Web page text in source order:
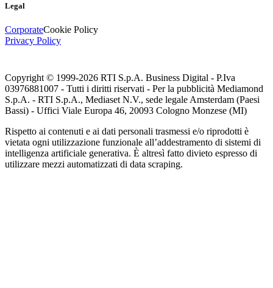
Legal
CorporateCookie Policy
Privacy Policy
Copyright © 1999-2026 RTI S.p.A. Business Digital - P.Iva
03976881007 - Tutti i diritti riservati - Per la pubblicità Mediamond
S.p.A. - RTI S.p.A., Mediaset N.V., sede legale Amsterdam (Paesi
Bassi) - Uffici Viale Europa 46, 20093 Cologno Monzese (MI)
Rispetto ai contenuti e ai dati personali trasmessi e/o riprodotti è
vietata ogni utilizzazione funzionale all’addestramento di sistemi di
intelligenza artificiale generativa. È altresì fatto divieto espresso di
utilizzare mezzi automatizzati di data scraping.